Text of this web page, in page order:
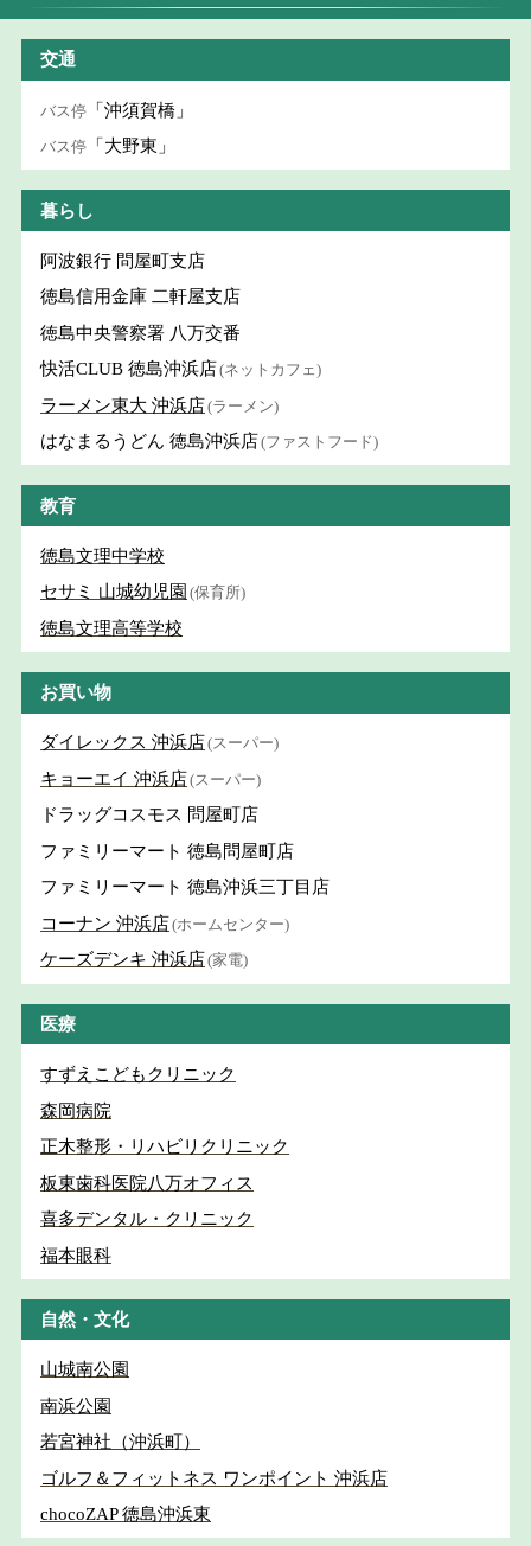
交通
バス停 「沖須賀橋」
バス停 「大野東」
暮らし
阿波銀行 問屋町支店
徳島信用金庫 二軒屋支店
徳島中央警察署 八万交番
快活CLUB 徳島沖浜店(ネットカフェ)
ラーメン東大 沖浜店(ラーメン)
はなまるうどん 徳島沖浜店(ファストフード)
教育
徳島文理中学校
セサミ 山城幼児園 (保育所)
徳島文理高等学校
お買い物
ダイレックス 沖浜店(スーパー)
キョーエイ 沖浜店(スーパー)
ドラッグコスモス 問屋町店
ファミリーマート 徳島問屋町店
ファミリーマート 徳島沖浜三丁目店
コーナン 沖浜店(ホームセンター)
ケーズデンキ 沖浜店(家電)
医療
すずえこどもクリニック
森岡病院
正木整形・リハビリクリニック
板東歯科医院八万オフィス
喜多デンタル・クリニック
福本眼科
自然・文化
山城南公園
南浜公園
若宮神社（沖浜町）
ゴルフ＆フィットネス ワンポイント 沖浜店
chocoZAP 徳島沖浜東